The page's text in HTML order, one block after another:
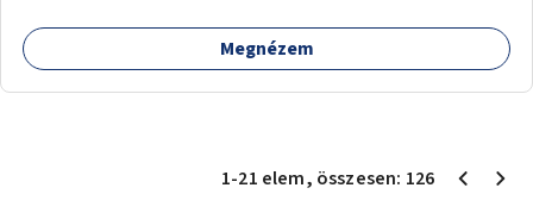
Megnézem
1-21 elem, összesen: 126